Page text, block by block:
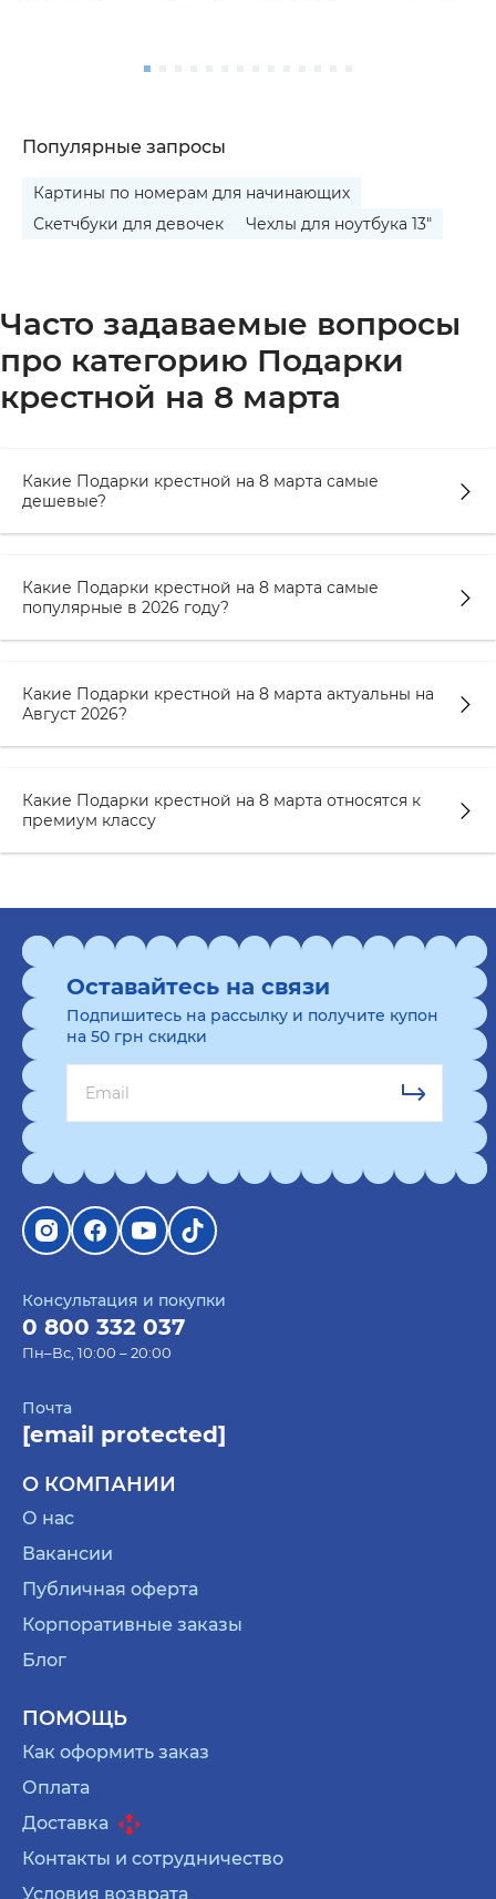
Популярные запросы
Картины по номерам для начинающих
Скетчбуки для девочек
Чехлы для ноутбука 13"
Часто задаваемые вопросы
про категорию Подарки
крестной на 8 марта
Какие Подарки крестной на 8 марта самые
дешевые?
Какие Подарки крестной на 8 марта самые
популярные в 2026 году?
Какие Подарки крестной на 8 марта актуальны на
Август 2026?
Какие Подарки крестной на 8 марта относятся к
премиум классу
Консультация и покупки
0 800 332 037
Пн–Вс, 10:00 – 20:00
Почта
[email protected]
О КОМПАНИИ
О нас
Вакансии
Публичная оферта
Корпоративные заказы
Блог
ПОМОЩЬ
Как оформить заказ
Оплата
Доставка
Контакты и сотрудничество
Условия возврата
Оставайтесь на связи
Подпишитесь на рассылку и получите купон
на 50 грн скидки